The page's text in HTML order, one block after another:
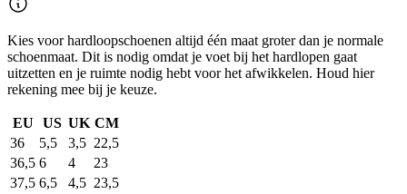
Kies voor hardloopschoenen altijd één maat groter dan je normale
schoenmaat. Dit is nodig omdat je voet bij het hardlopen gaat
uitzetten en je ruimte nodig hebt voor het afwikkelen. Houd hier
rekening mee bij je keuze.
EU US UK CM
36
5,5 3,5 22,5
36,5 6 4
23
37,5 6,5 4,5 23,5